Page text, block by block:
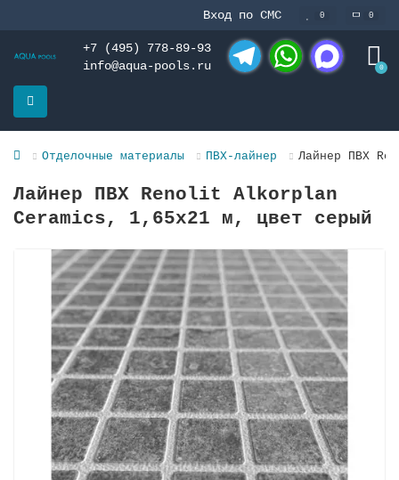
Вход по СМС 0 0
+7 (495) 778-89-93
info@aqua-pools.ru
0
Отделочные материалы ПВХ-лайнер Лайнер ПВХ
Лайнер ПВХ Renolit Alkorplan
Ceramics, 1,65х21 м, цвет серый